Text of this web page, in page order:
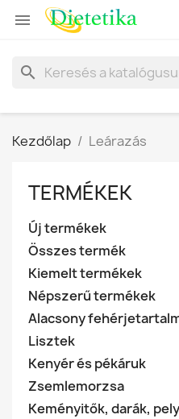

search
Kezdőlap Leárazás
TERMÉKEK
Új termékek
Összes termék
Kiemelt termékek
Népszerű termékek
Alacsony
Lisztek
Kenyér és pékáruk
Zsemlemorzsa
Keményitők, darák,